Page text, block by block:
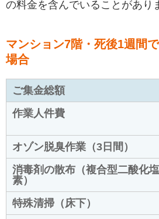
の料金を含んでいることがあり
マンション7階・死後1週間
場合
ご集金総額
作業人件費
オゾン脱臭作業（3日間）
消毒剤の散布（複合型二酸化塩
素）
特殊清掃（床下）